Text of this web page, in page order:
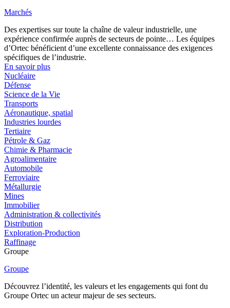
Marchés
Des expertises sur toute la chaîne de valeur industrielle, une
expérience confirmée auprès de secteurs de pointe… Les équipes
d’Ortec bénéficient d’une excellente connaissance des exigences
spécifiques de l’industrie.
En savoir plus
Nucléaire
Défense
Science de la Vie
Transports
Aéronautique, spatial
Industries lourdes
Tertiaire
Pétrole & Gaz
Chimie & Pharmacie
Agroalimentaire
Automobile
Ferroviaire
Métallurgie
Mines
Immobilier
Administration & collectivités
Distribution
Exploration-Production
Raffinage
Groupe
Groupe
Découvrez l’identité, les valeurs et les engagements qui font du
Groupe Ortec un acteur majeur de ses secteurs.